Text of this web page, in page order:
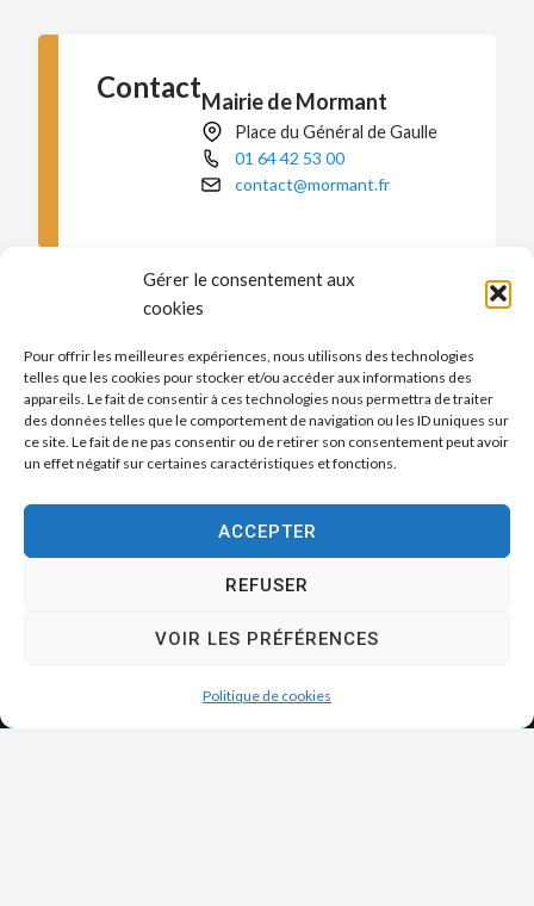
Gérer le consentement aux
cookies
Pour offrir les meilleures expériences, nous utilisons des technologies
telles que les cookies pour stocker et/ou accéder aux informations des
appareils. Le fait de consentir à ces technologies nous permettra de traiter
des données telles que le comportement de navigation ou les ID uniques sur
ce site. Le fait de ne pas consentir ou de retirer son consentement peut avoir
un effet négatif sur certaines caractéristiques et fonctions.
ACCEPTER
REFUSER
VOIR LES PRÉFÉRENCES
Politique de cookies
ContactMairie de Mormant
Place du Général de Gaulle
01 64 42 53 00
contact@mormant.fr